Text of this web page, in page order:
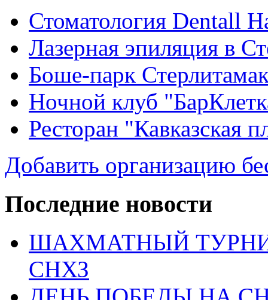
Стоматология Dentall
Лазерная эпиляция в
Боше-парк
Ночной клуб
Ресторан "Кавказская
Добавить организацию
Последние новости
ШАХМАТНЫЙ
СНХЗ